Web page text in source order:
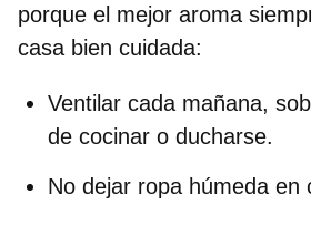
porque el mejor aroma
casa bien cuidada:
Ventilar cada mañana,
de cocinar o ducharse.
No dejar ropa húmeda en